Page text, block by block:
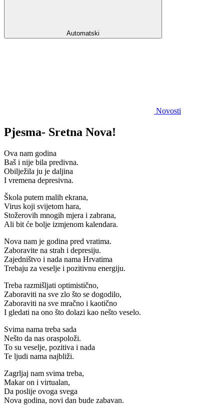
Automatski
Novosti
Pjesma- Sretna Nova!
Ova nam godina
Baš i nije bila predivna.
Obilježila ju je daljina
I vremena depresivna.
Škola putem malih ekrana,
Virus koji svijetom hara,
Stožerovih mnogih mjera i zabrana,
Ali bit će bolje izmjenom kalendara.
Nova nam je godina pred vratima.
Zaboravite na strah i depresiju.
Zajedništvo i nada nama Hrvatima
Trebaju za veselje i pozitivnu energiju.
Treba razmišljati optimistično,
Zaboraviti na sve zlo što se dogodilo,
Zaboraviti na sve mračno i kaotično
I gledati na ono što dolazi kao nešto veselo.
Svima nama treba sada
Nešto da nas oraspoloži.
To su veselje, pozitiva i nada
Te ljudi nama najbliži.
Zagrljaj nam svima treba,
Makar on i virtualan,
Da poslije ovoga svega
Nova godina, novi dan bude zabavan.